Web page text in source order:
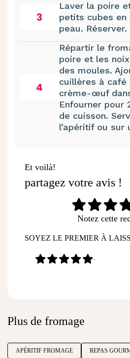
3
Laver la poire
petits cubes en
peau. Réserver.
4
Répartir le
poire et les
des moules.
cuillères à café
crème-œuf
Enfourner pour
de cuisson.
l’apéritif ou sur
Et voilà!
partagez votre avis !
Notez cette
SOYEZ LE PREMIER À
-
Plus de fromage
APÉRITIF FROMAGE REPAS